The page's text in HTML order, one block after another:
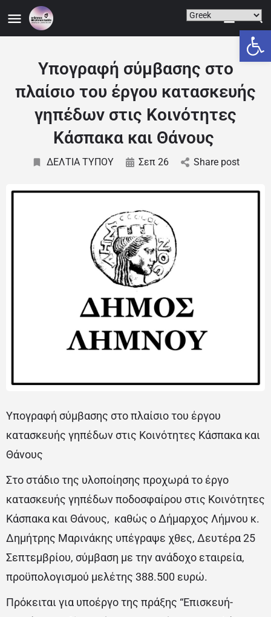
Υπογραφή σύμβασης στο
πλαίσιο του έργου κατασκευής
γηπέδων στις Κοινότητες
Κάσπακα και Θάνους
ΔΕΛΤΙΑ ΤΥΠΟΥ Σεπ 26 Share post
Υπογραφή σύμβασης στο πλαίσιο του έργου
κατασκευής γηπέδων στις Κοινότητες Κάσπακα και
Θάνους
Στο στάδιο της υλοποίησης προχωρά το έργο
κατασκευής γηπέδων ποδοσφαίρου στις Κοινότητες
Κάσπακα και Θάνους, καθώς ο Δήμαρχος Λήμνου κ.
Δημήτρης Μαρινάκης υπέγραψε χθες, Δευτέρα 25
Σεπτεμβρίου, σύμβαση με την ανάδοχο εταιρεία,
προϋπολογισμού μελέτης 388.500 ευρώ.
Πρόκειται για υποέργο της πράξης “Επισκευή-